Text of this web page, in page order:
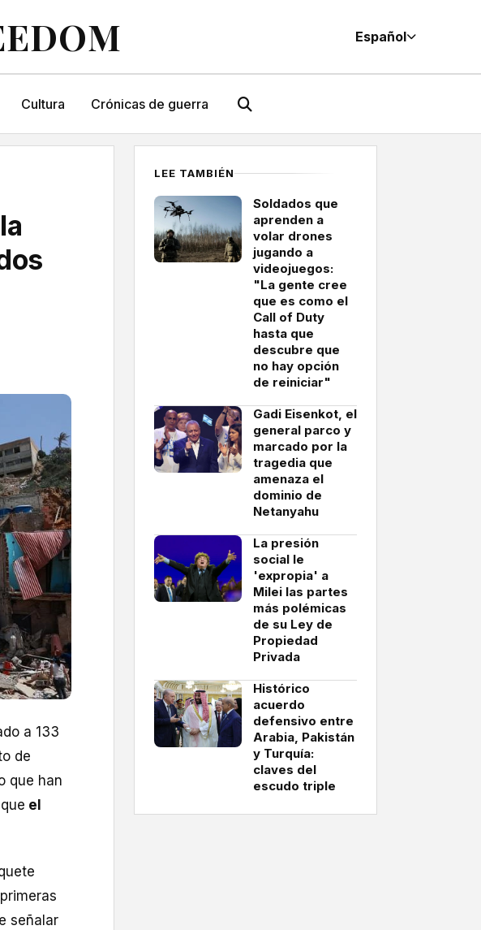
Español
Cultura Crónicas de guerra
a 133
de
que han
el
señalar
LEE TAMBIÉN
Soldados que
aprenden a
volar drones
jugando a
videojuegos:
"La gente cree
que es como el
Call of Duty
hasta que
descubre que
no hay opción
de reiniciar"
Gadi Eisenkot, el
general parco y
marcado por la
tragedia que
amenaza el
dominio de
Netanyahu
La presión
social le
'expropia' a
Milei las partes
más polémicas
de su Ley de
Propiedad
Privada
Histórico
acuerdo
defensivo entre
Arabia, Pakistán
y Turquía:
claves del
escudo triple